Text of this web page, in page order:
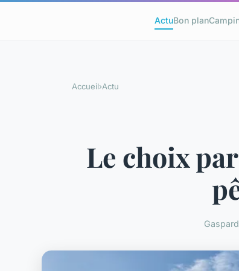
ActuBon plan
Accueil›Actu
Le choix
Gaspard